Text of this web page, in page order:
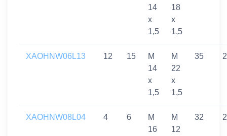
14
x
1,5
18
x
1,5
XAOHNW06L13 12 15
M
14
x
1,5
M
22
x
1,5
35
XAOHNW08L04 4 6
M
16
M
12
32